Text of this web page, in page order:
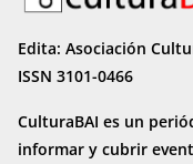
Edita: Asociación
ISSN 3101-0466
CulturaBAI es un
informar y cubrir